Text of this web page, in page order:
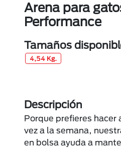
Arena para
Performance
Tamaños
4,54 Kg.
Descripción
Porque prefieres hacer
vez a la semana,
en bolsa ayuda a